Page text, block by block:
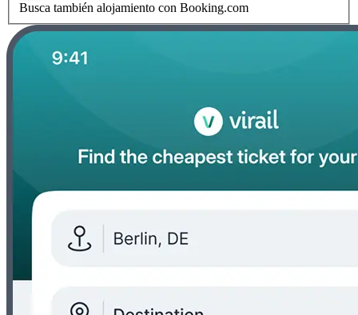
Busca también alojamiento con Booking.com